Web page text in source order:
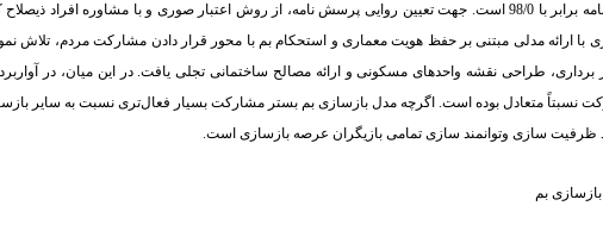
از ضریب آلفای کرونباخ استفاده شده است. مقدار آلفای کل پرسشنامه برابر با 98/0 است. جهت تعیین روایی پرسش نامه، از روش اعتبار صوری و با
ارائه مدلی مبتنی بر حفظ هویت معماری و استحکام بم با محور قرار دادن مشارکت مردم، تلاش
طراحی نقشه واحدهای مسکونی و ارائه مصالح ساختمانی تجلی یافت. در این میان، در
متعادل بوده است. اگرچه مدل بازسازی بم بستر مشارکت بسیار فعال‌تری نسبت به سایر
ظرفیت سازی وتوانمند سازی تمامی بازیگران عرصه بازسازی است.
بازسازی بم